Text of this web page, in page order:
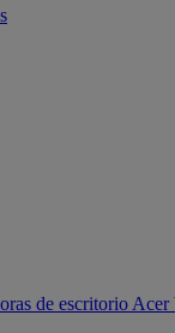
de escritorio